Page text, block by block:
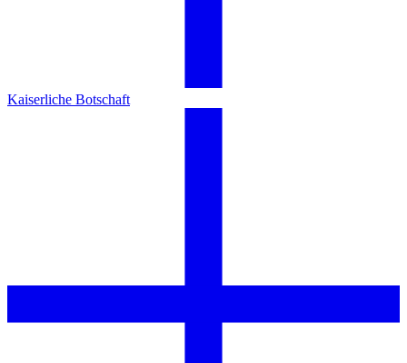
Kaiserliche Botschaft